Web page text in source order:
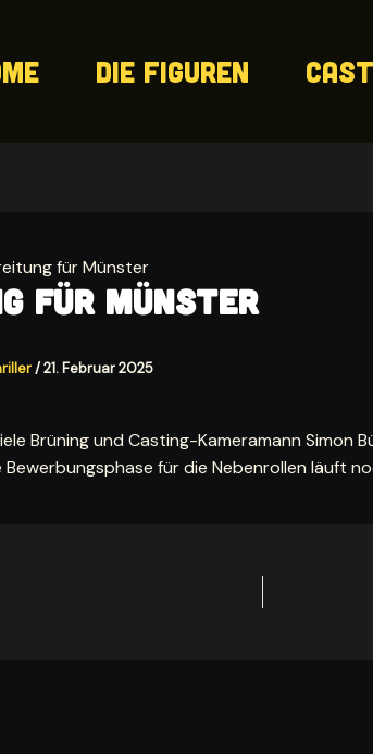
Die Figuren
für Münster
für Münster
/21. Februar 2025
Brüning und Casting-Kameramann Simon
für die Nebenrollen läuft